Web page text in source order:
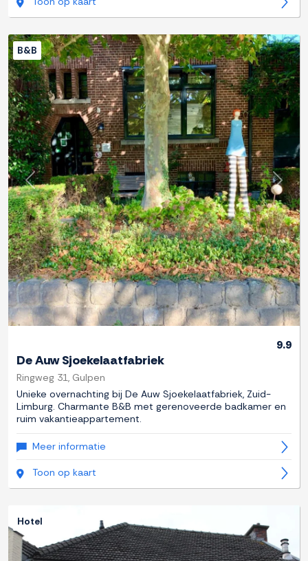
Previous Next
B&B
9.9
De Auw Sjoekelaatfabriek
Ringweg 31, Gulpen
Unieke overnachting bij De Auw Sjoekelaatfabriek, Zuid-
Limburg. Charmante B&B met gerenoveerde badkamer en
ruim vakantieappartement.
Meer informatie
Toon op kaart
Hotel